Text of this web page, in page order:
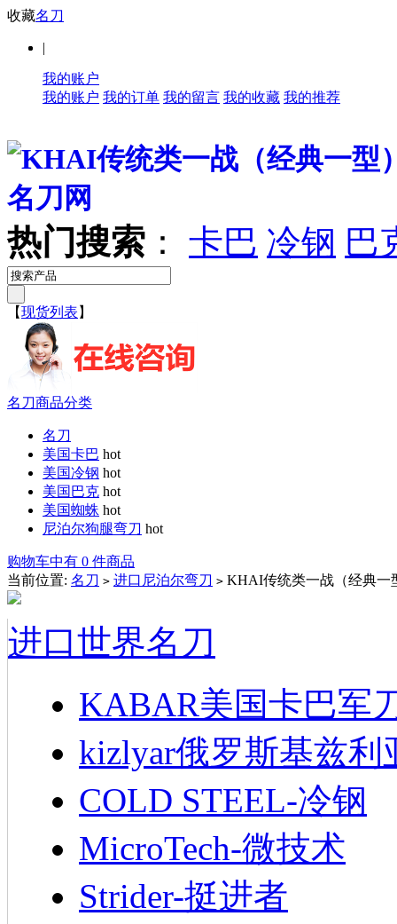
收藏名刀
|
我的账户
我的账户 我的订单 我的留言 我的收藏 我的推荐
热门搜索 ： 卡巴 冷钢 巴
【现货列表 】
名刀商品分类
名刀
美国卡巴 hot
美国冷钢 hot
美国巴克 hot
美国蜘蛛 hot
尼泊尔狗腿弯刀 hot
购物车中有 0 件商品
当前位置: 名刀 > 进口尼泊尔弯刀 > KHAI传统类一战（经典一
进口世界名刀
KABAR美国卡巴军
kizlyar俄罗斯基兹利
COLD STEEL-冷钢
MicroTech-微技术
Strider-挺进者